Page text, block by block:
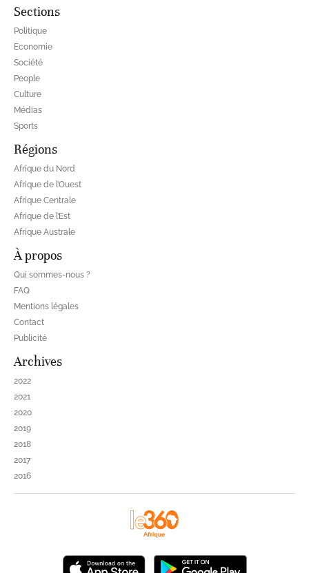
Sections
Politique
Economie
Société
People
Culture
Médias
Sports
Régions
Afrique du Nord
Afrique de l’Ouest
Afrique Centrale
Afrique de l’Est
Afrique Australe
À propos
Qui sommes-nous ?
FAQ
Mentions légales
Contact
Publicité
Archives
2022
2021
2020
2019
2018
2017
2016